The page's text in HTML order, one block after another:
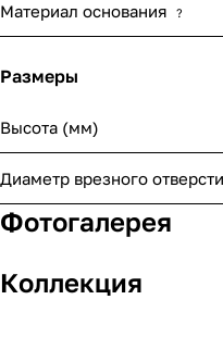
Материал основания ?
Размеры
Высота (мм)
Диаметр врезного
Фотогалерея
Коллекция